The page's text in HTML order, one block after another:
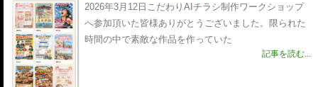
2026年3月12日こだわりAIチラシ制作ワークショップ
へ参加頂いた皆様ありがとうございました。限られた
時間の中で素敵な作品を作っていた
記事を読む...